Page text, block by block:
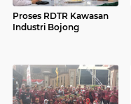
Proses RDTR Kawasan
Industri Bojong